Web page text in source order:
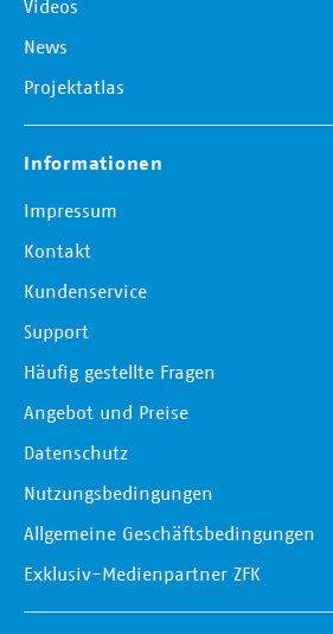
Videos
News
Projektatlas
Informationen
Impressum
Kontakt
Kundenservice
Support
Häufig gestellte Fragen
Angebot und Preise
Datenschutz
Nutzungsbedingungen
Allgemeine Geschäftsbedingungen
Exklusiv-Medienpartner ZFK